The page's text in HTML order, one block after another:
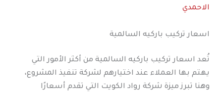
الاحمدي
اسعار تركيب باركيه السالمية
تُعد اسعار تركيب باركيه السالمية من أكثر الأمور التي
يهتم بها العملاء عند اختيارهم لشركة تنفيذ المشروع،
وهنا تبرز ميزة شركة رواد الكويت التي تقدم أسعارًا